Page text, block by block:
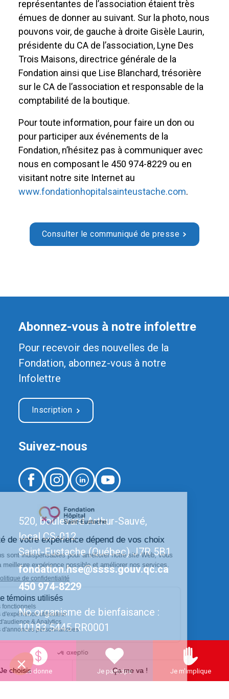
représentantes de l’association étaient très
émues de donner au suivant. Sur la photo, nous
pouvons voir, de gauche à droite Gisèle Laurin,
présidente du CA de l’association, Lyne Des
Trois Maisons, directrice générale de la
Fondation ainsi que Lise Blanchard, trésorière
sur le CA de l’association et responsable de la
comptabilité de la boutique.
Pour toute information, pour faire un don ou
pour participer aux événements de la
Fondation, n’hésitez pas à communiquer avec
nous en composant le 450 974-8229 ou en
visitant notre site Internet au
www.fondationhopitalsainteustache.com.
Consulter le communiqué de presse
520, boulevard Arthur-Sauvé,
local CS-012
Saint-Eustache (Québec) J7R 5B1
fondation.hse@ssss.gouv.qc.ca
450 974-8229
No organisme de bienfaisance :
10183 5445 RR0001
Abonnez-vous à notre infolettre
Pour recevoir des nouvelles de la
Fondation, abonnez-vous à notre
Infolettre
Inscription
Suivez-nous
Je donne Je participe Je m'implique